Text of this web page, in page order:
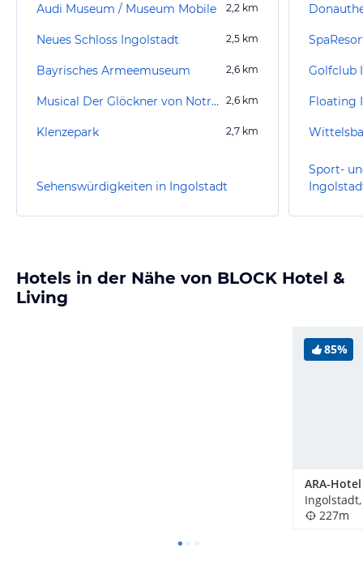
Audi Museum / Museum Mobile 2,2 km
Neues Schloss Ingolstadt 2,5 km
Bayrisches Armeemuseum 2,6 km
Musical Der Glöckner von Notre Dame 2,6 km
Klenzepark 2,7 km
Sehenswürdigkeiten in Ingolstadt
Golfclub
Floating
Sport-
Hotels in der Nähe von BLOCK Hotel &
Living
85%
ARA-
227m